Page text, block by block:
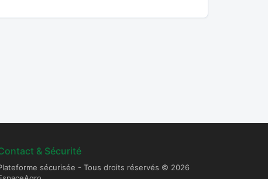
& Sécurité
sécurisée - Tous droits réservés © 2026